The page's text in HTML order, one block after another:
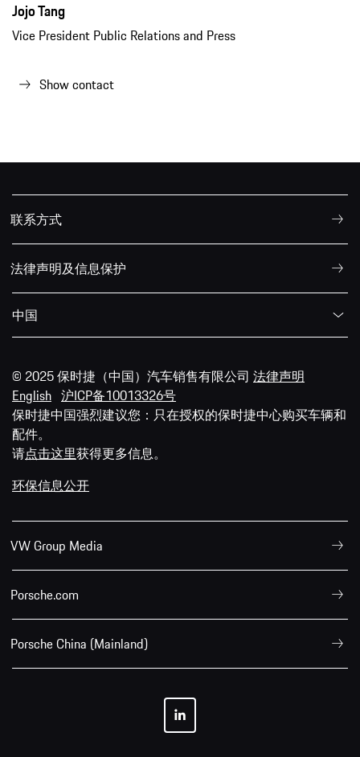
Jojo Tang
Vice President Public Relations and Press
Show contact
联系方式
法律声明及信息保护
中国
© 2025 保时捷（中国）汽车销售有限公司 法律声明
English 沪ICP备10013326号
保时捷中国强烈建议您：只在授权的保时捷中心购买车辆和
配件。
请点击这里获得更多信息。
环保信息公开
VW Group Media
Porsche.com
Porsche China (Mainland)